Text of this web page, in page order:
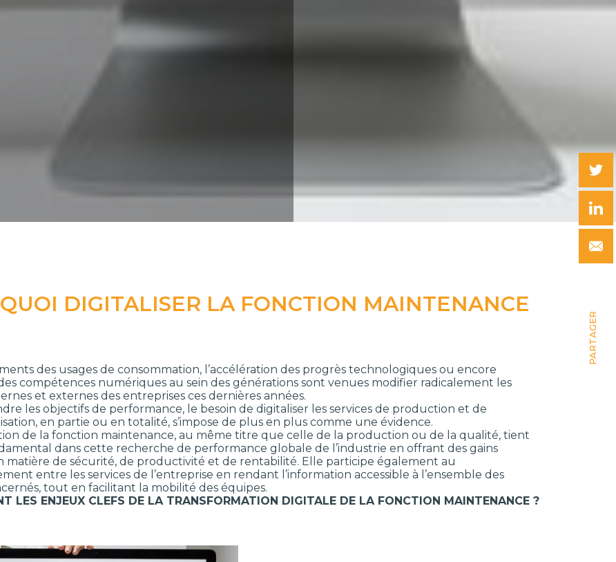
PARTAGER
DIGITALISER LA FONCTION MAINTENANCE
des usages de consommation, l’accélération des progrès technologiques ou encore
compétences numériques au sein des générations sont venues modifier radicalement les
et externes des entreprises ces dernières années.
les objectifs de performance, le besoin de digitaliser les services de production et de
en partie ou en totalité, s’impose de plus en plus comme une évidence.
de la fonction maintenance, au même titre que celle de la production ou de la qualité, tient
dans cette recherche de performance globale de l’industrie en offrant des gains
matière de sécurité, de productivité et de rentabilité. Elle participe également au
entre les services de l’entreprise en rendant l’information accessible à l’ensemble des
tout en facilitant la mobilité des équipes.
LES ENJEUX CLEFS DE LA TRANSFORMATION DIGITALE DE LA FONCTION MAINTENANCE ?